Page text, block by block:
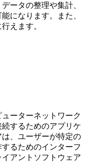
ータの整理や集計、
になります。また、
えます。
ーターネットワーク
続するためのアプリケ
、ユーザーが特定の
るためのインターフ
アントソフトウェア